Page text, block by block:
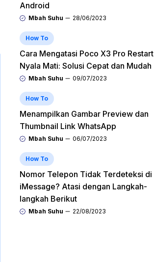
Android
Mbah Suhu 28/06/2023
How To
Cara Mengatasi Poco X3 Pro Restart
Nyala Mati: Solusi Cepat dan Mudah
Mbah Suhu 09/07/2023
How To
Menampilkan Gambar Preview dan
Thumbnail Link WhatsApp
Mbah Suhu 06/07/2023
How To
Nomor Telepon Tidak Terdeteksi di
iMessage? Atasi dengan Langkah-
langkah Berikut
Mbah Suhu 22/08/2023